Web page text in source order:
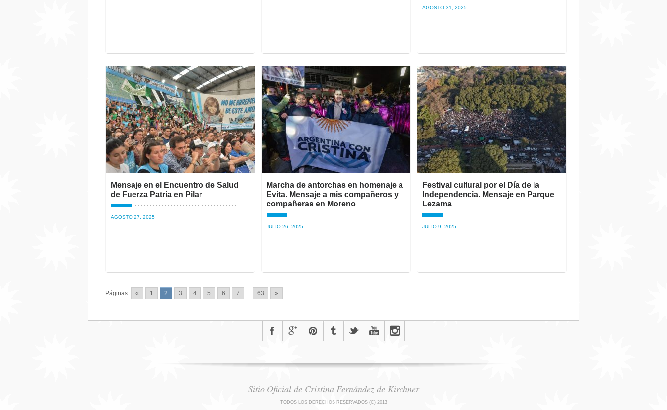
AGOSTO 31, 2025
Mensaje en el Encuentro de Salud
de Fuerza Patria en Pilar
AGOSTO 27, 2025
Marcha de antorchas en homenaje a
Evita. Mensaje a mis compañeros y
compañeras en Moreno
JULIO 26, 2025
Festival cultural por el Día de la
Independencia. Mensaje en Parque
Lezama
JULIO 9, 2025
Páginas: « 1 2 3 4 5 6 7 ... 63 »
Sitio Oficial de Cristina Fernández de Kirchner
TODOS LOS DERECHOS RESERVADOS (C) 2013